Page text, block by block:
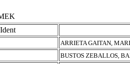
ARRIETA GAITAN,
BUSTOS ZEBALLOS,